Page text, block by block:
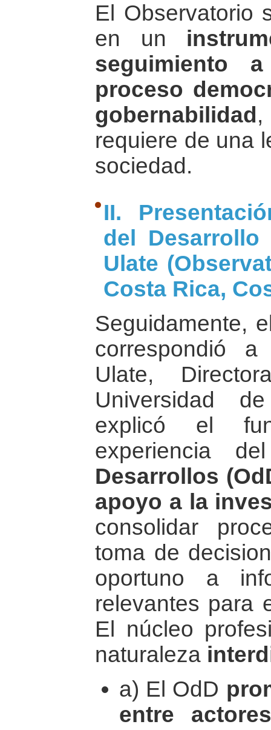
El Observatorio
en un
seguimiento
proceso
gobernabilidad ,
requiere de una
sociedad.
II.
del Desarrollo
Ulate
Costa Rica,
Seguidamente,
correspondió
Ulate,
Universidad
explicó el
experiencia
Desarrollos
apoyo a la
consolidar
toma de
oportuno a
relevantes para
El núcleo
naturaleza
a) El OdD
entre